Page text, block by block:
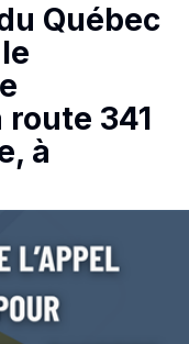
Québec
341
à